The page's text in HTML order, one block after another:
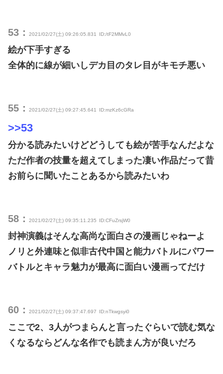
53： 2021/02/27(土) 09:26:05.831 ID:/tF2MMvL0
絵が下手すぎる
全体的に線が細いしデカ目のタレ目がキモチ悪い
55： 2021/02/27(土) 09:27:45.641 ID:mzKz6cGRa
>>53
分かる読みたいけどどうしても絵が苦手なんだよな
ただ作者の技量を超えてしまった凄い作品だって昔
お前らに聞いたことあるから読みたいわ
58： 2021/02/27(土) 09:35:11.235 ID:CFuZrsjW0
封神演義はそんな高尚な面白さの漫画じゃねーよ
ノリと外連味と似非古代中国と能力バトルにパワー
バトルとキャラ魅力が最高に面白い漫画ってだけ
60： 2021/02/27(土) 09:37:47.697 ID:nTkwgsyi0
ここで2、3人がつまらんと言ったぐらいで読む気な
くなるならどんな名作でも読まん方が良いだろ